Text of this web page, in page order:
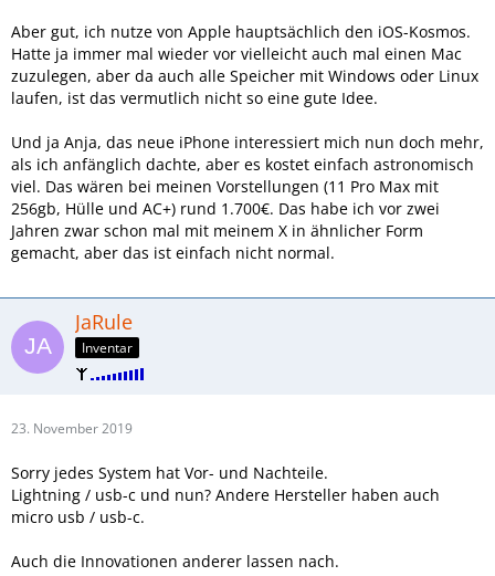
Aber gut, ich nutze von Apple hauptsächlich den iOS-Kosmos.
Hatte ja immer mal wieder vor vielleicht auch mal einen Mac
zuzulegen, aber da auch alle Speicher mit Windows oder Linux
laufen, ist das vermutlich nicht so eine gute Idee.
Und ja Anja, das neue iPhone interessiert mich nun doch mehr,
als ich anfänglich dachte, aber es kostet einfach astronomisch
viel. Das wären bei meinen Vorstellungen (11 Pro Max mit
256gb, Hülle und AC+) rund 1.700€. Das habe ich vor zwei
Jahren zwar schon mal mit meinem X in ähnlicher Form
gemacht, aber das ist einfach nicht normal.
JaRule
Inventar
23. November 2019
Sorry jedes System hat Vor- und Nachteile.
Lightning / usb-c und nun? Andere Hersteller haben auch
micro usb / usb-c.
Auch die Innovationen anderer lassen nach.